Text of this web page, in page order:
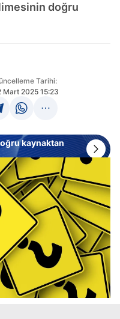
doğru
Tarihi:
Mart 2025 15:23
kaynaktan